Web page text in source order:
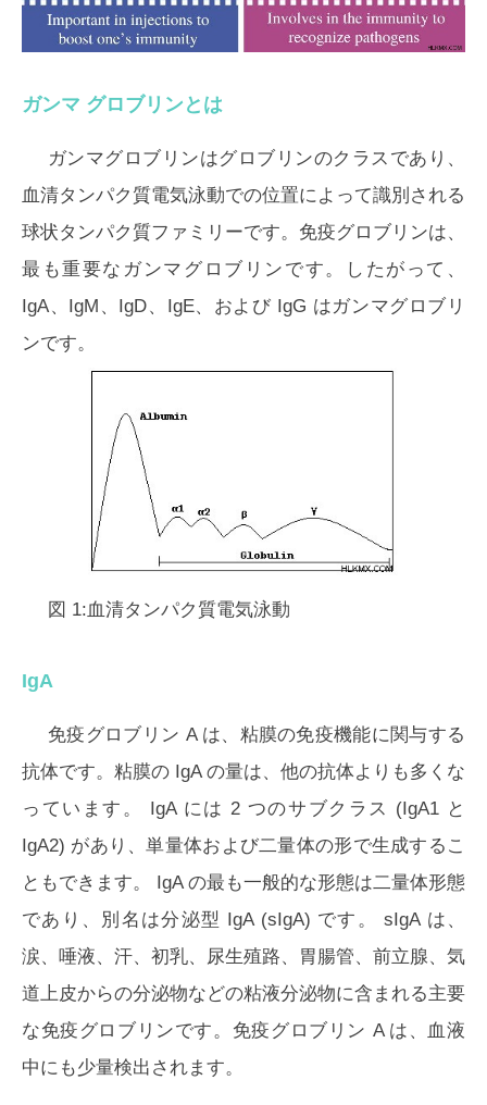
ガンマ グロブリンとは
ガンマグロブリンはグロブリンのクラスであり、
血清タンパク質電気泳動での位置によって識別される
球状タンパク質ファミリーです。免疫グロブリンは、
最も重要なガンマグロブリンです。したがって、
IgA、IgM、IgD、IgE、および IgG はガンマグロブリ
ンです。
図 1:血清タンパク質電気泳動
IgA
免疫グロブリン A は、粘膜の免疫機能に関与する
抗体です。粘膜の IgA の量は、他の抗体よりも多くな
っています。 IgA には 2 つのサブクラス (IgA1 と
IgA2) があり、単量体および二量体の形で生成するこ
ともできます。 IgA の最も一般的な形態は二量体形態
であり、別名は分泌型 IgA (sIgA) です。 sIgA は、
涙、唾液、汗、初乳、尿生殖路、胃腸管、前立腺、気
道上皮からの分泌物などの粘液分泌物に含まれる主要
な免疫グロブリンです。免疫グロブリン A は、血液
中にも少量検出されます。